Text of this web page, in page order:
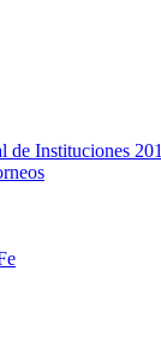
de Instituciones